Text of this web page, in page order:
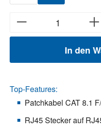
In den
Top-Features:
Patchkabel CAT 8.1
RJ45 Stecker auf